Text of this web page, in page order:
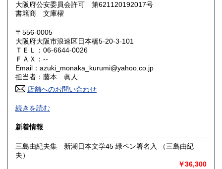
鳥取県 600円 島根県
岡山県
山口県 600円
香川県 600円 愛媛県
高知県 600円
佐賀県
熊本県 600円 大分県 600円
宮崎県
大阪府公安委員会許可 第621120192017号
書籍商 文庫櫂
〒556-0005
大阪府大阪市浪速区日本橋5-20-3-101
ＴＥＬ：06-6644-0026
ＦＡＸ：--
Email：azuki_monaka_kurumi@yahoo.co.jp
担当者：藤本 眞人
店舗へのお問い合わせ
古書につきましては特性上美、極美であっても殆どの状態表
記を並～良好としております。画像を掲載しておりますので
沿線名：大阪メトロ堺筋線
最寄駅：恵美須町駅
営業時間：13時～17時
続きを読む
新着情報
三島由紀夫集 新潮日本文学45 緑ペン署名入 （三島由紀
夫）
￥36,300